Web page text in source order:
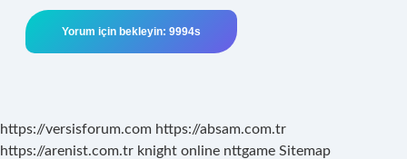
https://versisforum.com https://absam.com.tr
https://arenist.com.tr knight online nttgame Sitemap